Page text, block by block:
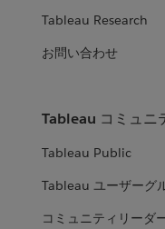
Tableau Research
お問い合わせ
Tableau コミュニ
Tableau Public
Tableau ユーザーグ
コミュニティリーダ